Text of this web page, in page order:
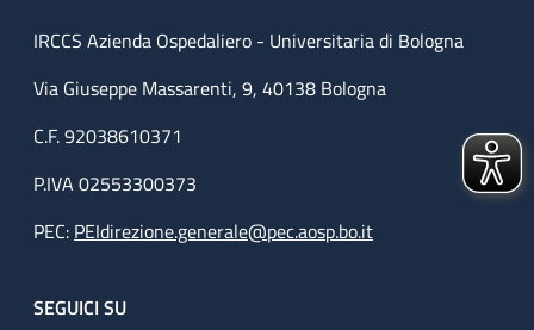
IRCCS Azienda Ospedaliero - Universitaria di Bologna
Via Giuseppe Massarenti, 9, 40138 Bologna
C.F. 92038610371
P.IVA 02553300373
PEC: PEIdirezione.generale@pec.aosp.bo.it
SEGUICI SU